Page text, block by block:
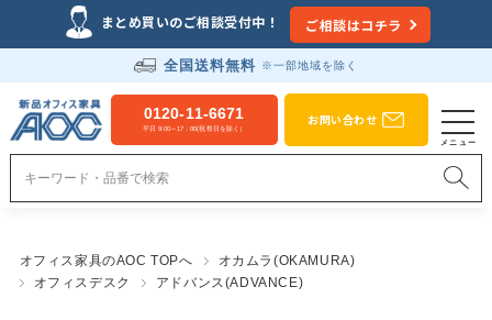
まとめ買いのご相談受付中！ ご相談はコチラ
全国送料無料 ※一部地域を除く
0120-11-6671
平日 9:00～17：00(祝祭日を除く）
お問い合わせ
オフィス家具のAOC TOPへ
オカムラ(OKAMURA)
オフィスデスク
アドバンス(ADVANCE)